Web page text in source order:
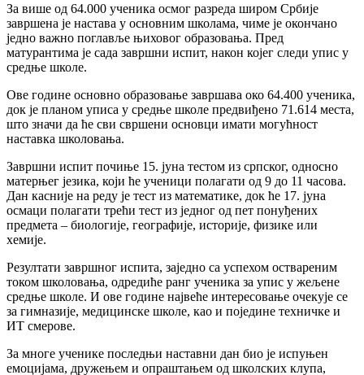
За више од 64.000 ученика осмог разреда широм Србије
завршена је настава у основним школама, чиме је окончано
једно важно поглавље њиховог образовања. Пред
матурантима је сада завршни испит, након којег следи упис у
средње школе.
Ове године основно образовање завршава око 64.400 ученика,
док је планом уписа у средње школе предвиђено 71.614 места,
што значи да ће сви свршени основци имати могућност
наставка школовања.
Завршни испит почиње 15. јуна тестом из српског, односно
матерњег језика, који ће ученици полагати од 9 до 11 часова.
Дан касније на реду је тест из математике, док ће 17. јуна
осмаци полагати трећи тест из једног од пет понуђених
предмета – биологије, географије, историје, физике или
хемије.
Резултати завршног испита, заједно са успехом оствареним
током школовања, одредиће ранг ученика за упис у жељене
средње школе. И ове године највеће интересовање очекује се
за гимназије, медицинске школе, као и поједине техничке и
ИТ смерове.
За многе ученике последњи наставни дан био је испуњен
емоцијама, дружењем и опраштањем од школских клупа,